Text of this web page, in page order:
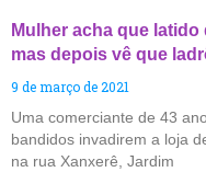
Mulher acha que
mas depois vê que
9 de março de 2021
Uma comerciante de 43
bandidos invadirem a loja
na rua Xanxerê, Jardim